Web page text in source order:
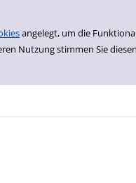
angelegt, um die
Nutzung stimmen Sie